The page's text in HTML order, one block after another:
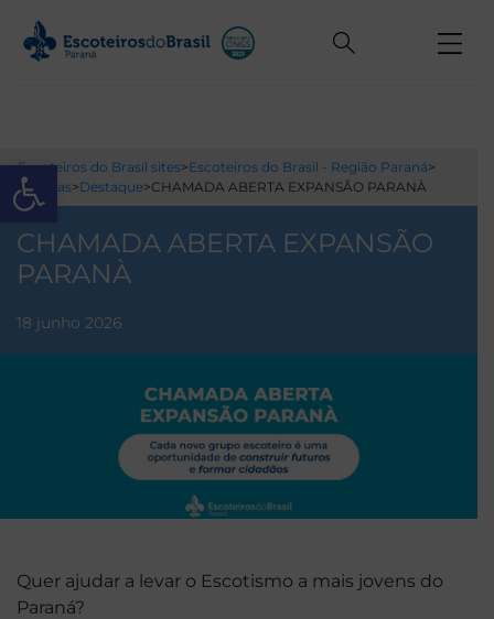
Open toolbar
Escoteiros do Brasil sites>Escoteiros do Brasil - Região Paraná>
Notícias>Destaque>CHAMADA ABERTA EXPANSÃO PARANÀ
CHAMADA ABERTA EXPANSÃO
PARANÀ
18 junho 2026
Quer ajudar a levar o Escotismo a mais jovens do
Paraná?